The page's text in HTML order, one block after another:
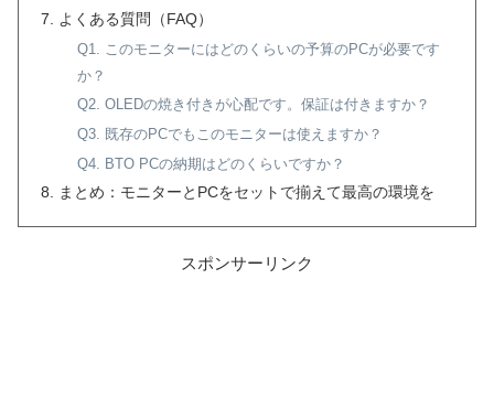
よくある質問（FAQ）
Q1. このモニターにはどのくらいの予算のPCが必要です
か？
Q2. OLEDの焼き付きが心配です。保証は付きますか？
Q3. 既存のPCでもこのモニターは使えますか？
Q4. BTO PCの納期はどのくらいですか？
まとめ：モニターとPCをセットで揃えて最高の環境を
スポンサーリンク